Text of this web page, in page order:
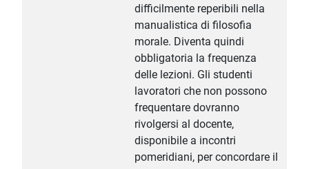
difficilmente reperibili nella
manualistica di filosofia
morale. Diventa quindi
obbligatoria la frequenza
delle lezioni. Gli studenti
lavoratori che non possono
frequentare dovranno
rivolgersi al docente,
disponibile a incontri
pomeridiani, per concordare il